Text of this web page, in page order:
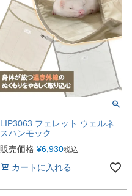
LIP3063 フェレット ウェルネ
スハンモック
販売価格 ¥6,930税込
カートに入れる